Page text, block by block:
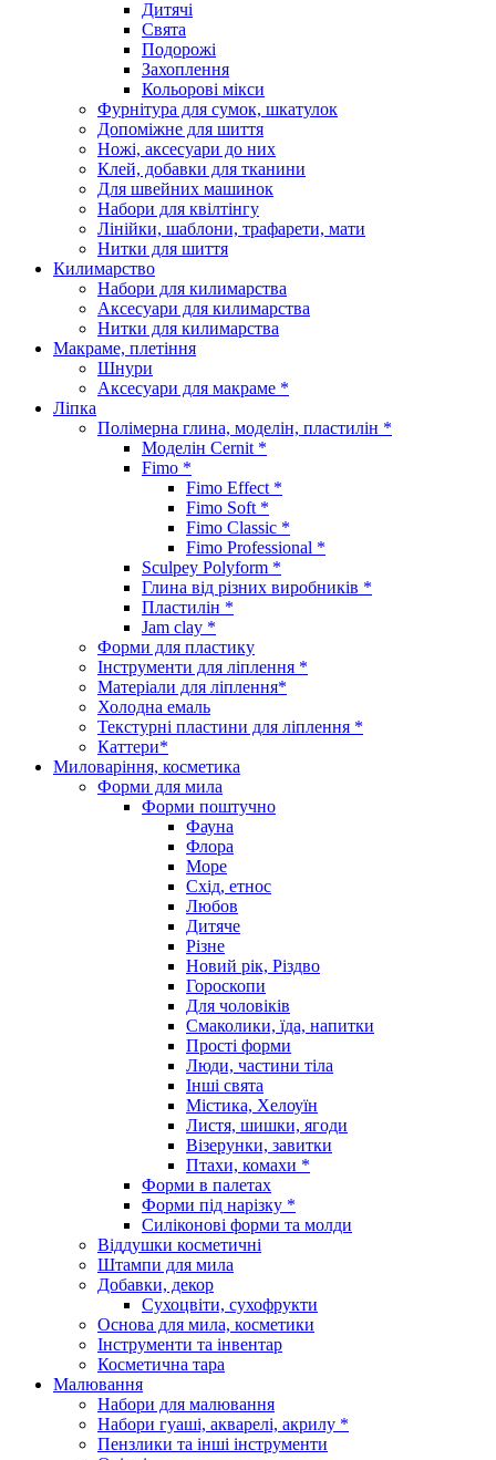
Дитячі
Свята
Подорожі
Захоплення
Кольорові мікси
Фурнітура для сумок, шкатулок
Допоміжне для шиття
Ножі, аксесуари до них
Клей, добавки для тканини
Для швейних машинок
Набори для квілтінгу
Лінійки, шаблони, трафарети, мати
Нитки для шиття
Килимарство
Набори для килимарства
Аксесуари для килимарства
Нитки для килимарства
Макраме, плетіння
Шнури
Аксесуари для макраме *
Ліпка
Полімерна глина, моделін, пластилін *
Моделін Cernit *
Fimo *
Fimo Effect *
Fimo Soft *
Fimo Classic *
Fimo Professional *
Sculpey Polyform *
Глина від різних виробників *
Пластилін *
Jam clay *
Форми для пластику
Інструменти для ліплення *
Матеріали для ліплення*
Холодна емаль
Текстурні пластини для ліплення *
Каттери*
Миловаріння, косметика
Форми для мила
Форми поштучно
Фауна
Флора
Море
Схід, етнос
Любов
Дитяче
Різне
Новий рік, Різдво
Гороскопи
Для чоловіків
Смаколики, їда, напитки
Прості форми
Люди, частини тіла
Інші свята
Містика, Хелоуїн
Листя, шишки, ягоди
Візерунки, завитки
Птахи, комахи *
Форми в палетах
Форми під нарізку *
Силіконові форми та молди
Віддушки косметичні
Штампи для мила
Добавки, декор
Сухоцвіти, сухофрукти
Основа для мила, косметики
Інструменти та інвентар
Косметична тара
Малювання
Набори для малювання
Набори гуаші, акварелі, акрилу *
Пензлики та інші інструменти